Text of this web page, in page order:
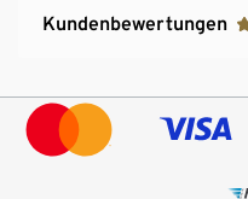
Kundenbewertungen